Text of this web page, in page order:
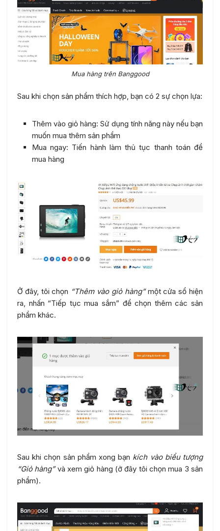
Mua hàng trên Banggood
Sau khi chọn sản phẩm thích hợp, bạn có 2 sự chọn lựa:
Thêm vào giỏ hàng: Sử dụng tính năng này nếu bạn
muốn mua thêm sản phẩm
Mua ngay: Tiến hành làm thủ tục thanh toán để
mua hàng
Ở đây, tôi chọn “Thêm vào giỏ hàng”một cửa sổ hiện
ra, nhấn “Tiếp tục mua sắm” để chọn thêm các sản
phẩm khác.
Sau khi chọn sản phẩm xong bạn kích vào biểu tượng
“Giỏ hàng”và xem giỏ hàng (ở đây tôi chọn mua 3 sản
phẩm).